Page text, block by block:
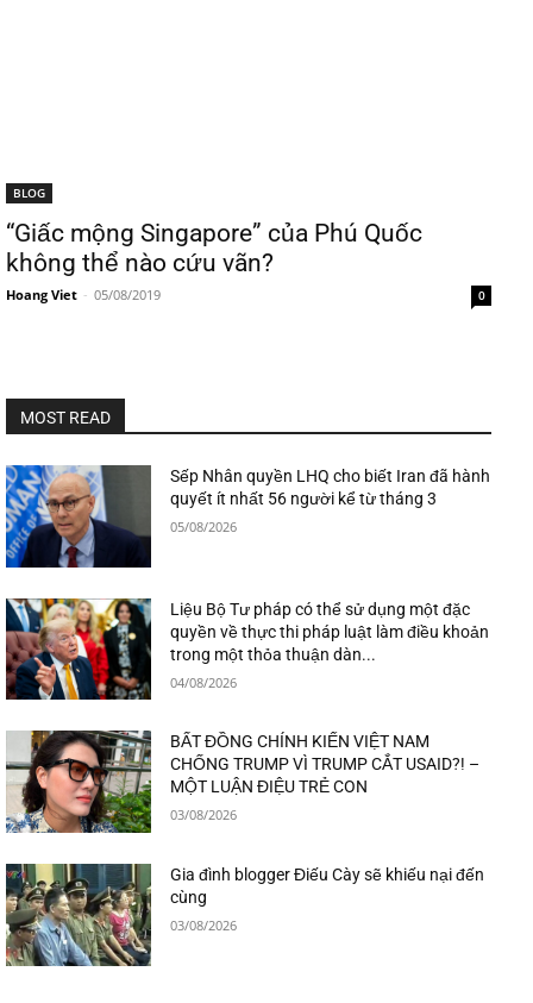
BLOG
“Giấc mộng Singapore” của Phú Quốc
không thể nào cứu vãn?
Hoang Viet - 05/08/2019 0
MOST READ
Sếp Nhân quyền LHQ cho biết Iran đã hành
quyết ít nhất 56 người kể từ tháng 3
05/08/2026
Liệu Bộ Tư pháp có thể sử dụng một đặc
quyền về thực thi pháp luật làm điều khoản
trong một thỏa thuận dàn...
04/08/2026
BẤT ĐỒNG CHÍNH KIẾN VIỆT NAM
CHỐNG TRUMP VÌ TRUMP CẮT USAID?! –
MỘT LUẬN ĐIỆU TRẺ CON
03/08/2026
Gia đình blogger Điếu Cày sẽ khiếu nại đến
cùng
03/08/2026